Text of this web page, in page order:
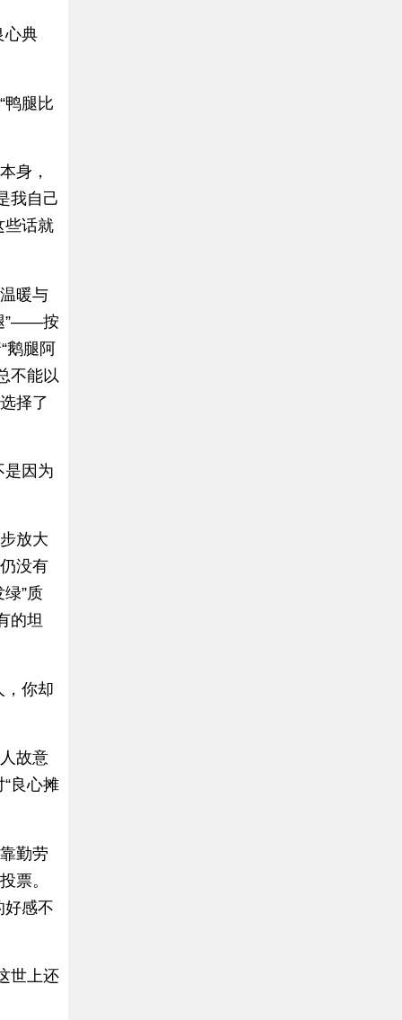
心典
鸭腿比
身，
我自己
些话就
暖与
”——按
鹅腿阿
不能以
择了
是因为
放大
没有
”质
的坦
，你却
故意
良心摊
勤劳
票。
好感不
世上还